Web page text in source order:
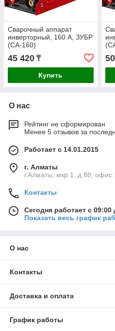
Сварочный аппарат
инверторный, 160 А, ЗУБР
(СА-160)
45 420 ₸
Купить
О нас
Рейтинг не сформирован
Менее 5 отзывов за
Работает с 14.01.2015
г. Алматы
г.Алматы, мкр.1, д.88, офис
Контакты
Сегодня работает с 09:00
Показать весь график
О нас
Контакты
Доставка и оплата
График работы